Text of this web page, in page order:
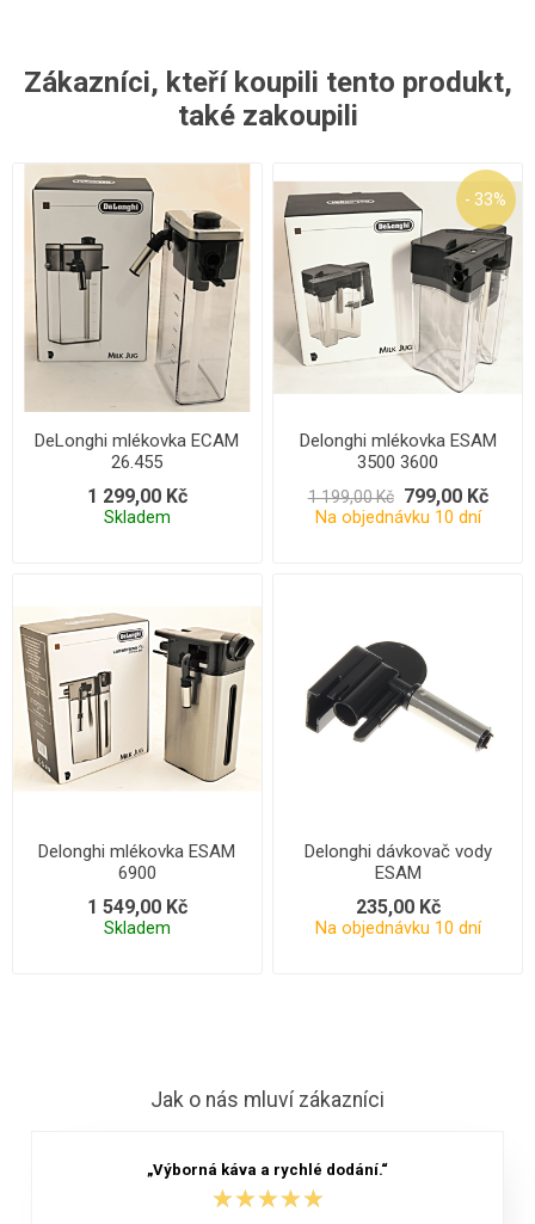
Zákazníci, kteří koupili tento produkt,
také zakoupili
DeLonghi mlékovka ECAM
26.455
1 299,00 Kč
Skladem
- 33%
Delonghi mlékovka ESAM
3500 3600
1 199,00 Kč 799,00 Kč
Na objednávku 10 dní
Delonghi mlékovka ESAM
6900
1 549,00 Kč
Skladem
Delonghi dávkovač vody
ESAM
235,00 Kč
Na objednávku 10 dní
Jak o nás mluví zákazníci
„Výborná káva a rychlé dodání.“
★★★★★
★★★★★